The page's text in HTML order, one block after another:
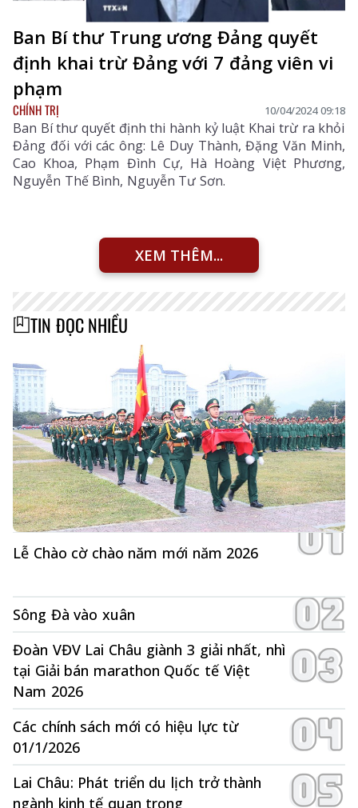
Ban Bí thư Trung ương Đảng quyết
định khai trừ Đảng với 7 đảng viên vi
phạm
CHÍNH TRỊ 10/04/2024 09:18
Ban Bí thư quyết định thi hành kỷ luật Khai trừ ra khỏi
Đảng đối với các ông: Lê Duy Thành, Đặng Văn Minh,
Cao Khoa, Phạm Đình Cự, Hà Hoàng Việt Phương,
Nguyễn Thế Bình, Nguyễn Tư Sơn.
XEM THÊM...
TIN ĐỌC NHIỀU
Lễ Chào cờ chào năm mới năm 2026
Sông Đà vào xuân
Đoàn VĐV Lai Châu giành 3 giải nhất, nhì
tại Giải bán marathon Quốc tế Việt
Nam 2026
Các chính sách mới có hiệu lực từ
01/1/2026
Lai Châu: Phát triển du lịch trở thành
ngành kinh tế quan trọng